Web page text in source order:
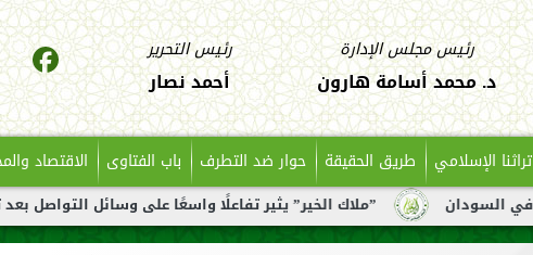
رئيس مجلس الإدارة
د. محمد أسامة هارون
رئيس التحرير
أحمد نصار
تراثنا الإسلامي طريق الحقيقة حوار ضد التطرف باب الفتاوى الاقتصاد
”ملاك الخير” يثير تفاعلًا واسعًا على وسائل التواصل بعد تناوله